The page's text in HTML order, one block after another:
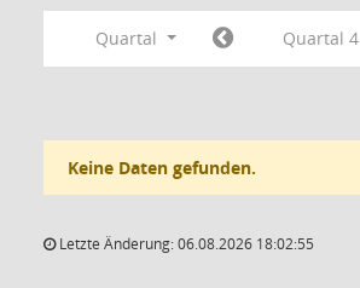
Quartal Quartal 4
Keine Daten gefunden.
Letzte Änderung: 06.08.2026 18:02:55